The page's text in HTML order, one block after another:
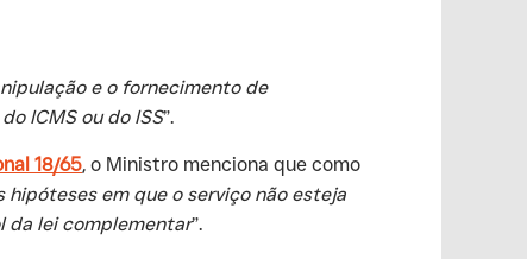
e o fornecimento de
ICMS ou do ISS”.
18/65, o Ministro menciona que como
em que o serviço não esteja
da lei complementar”.